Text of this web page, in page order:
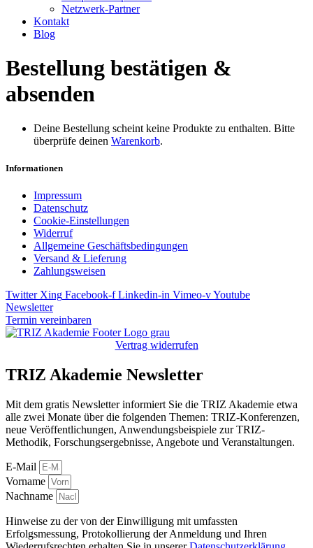
Netzwerk-Partner
Kontakt
Blog
Bestellung bestätigen &
absenden
Deine Bestellung scheint keine Produkte zu enthalten. Bitte
überprüfe deinen Warenkorb.
Informationen
Impressum
Datenschutz
Cookie-Einstellungen
Widerruf
Allgemeine Geschäftsbedingungen
Versand & Lieferung
Zahlungsweisen
Twitter Xing Facebook-f Linkedin-in Vimeo-vYoutube
Newsletter
Termin vereinbaren
Vertrag widerrufen
TRIZ Akademie Newsletter
Mit dem gratis Newsletter informiert Sie die TRIZ Akademie etwa
alle zwei Monate über die folgenden Themen: TRIZ-Konferenzen,
neue Veröffentlichungen, Anwendungsbeispiele zur TRIZ-
Methodik, Forschungsergebnisse, Angebote und Veranstaltungen.
E-Mail
Vorname
Nachname
Hinweise zu der von der Einwilligung mit umfassten
Erfolgsmessung, Protokollierung der Anmeldung und Ihren